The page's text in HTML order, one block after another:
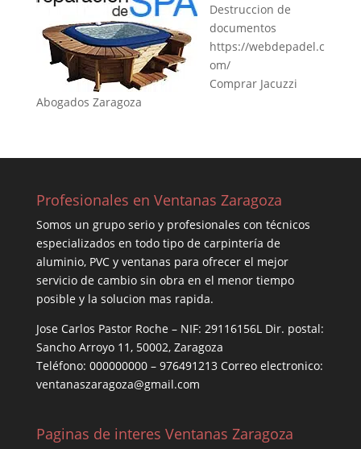
Destruccion de
documentos
https://webdepadel.c
om/
Comprar Jacuzzi
Abogados Zaragoza
Profesionales en Ventanas Zaragoza
Somos un grupo serio y profesionales con técnicos
especializados en todo tipo de carpintería de
aluminio, PVC y ventanas para ofrecer el mejor
servicio de cambio sin obra en el menor tiempo
posible y la solucion mas rapida.
Jose Carlos Pastor Roche – NIF: 29116156L Dir. postal:
Sancho Arroyo 11, 50002, Zaragoza
Teléfono: 000000000 – 976491213 Correo electronico:
ventanaszaragoza@gmail.com
Paginas de interes Ventanas Zaragoza